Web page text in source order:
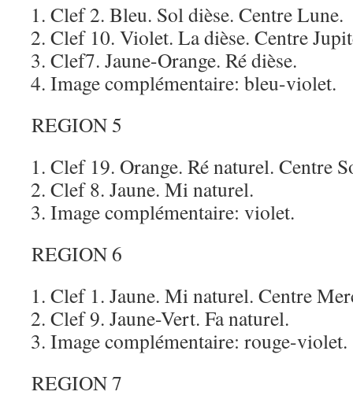
Clef 2. Bleu. Sol dièse. Centre Lune.
Clef 10. Violet. La dièse. Centre
Clef7. Jaune-Orange. Ré dièse.
Image complémentaire: bleu-violet.
REGION 5
Clef 19. Orange. Ré naturel. Centre
Clef 8. Jaune. Mi naturel.
Image complémentaire: violet.
REGION 6
Clef 1. Jaune. Mi naturel. Centre
Clef 9. Jaune-Vert. Fa naturel.
Image complémentaire: rouge-violet.
REGION 7